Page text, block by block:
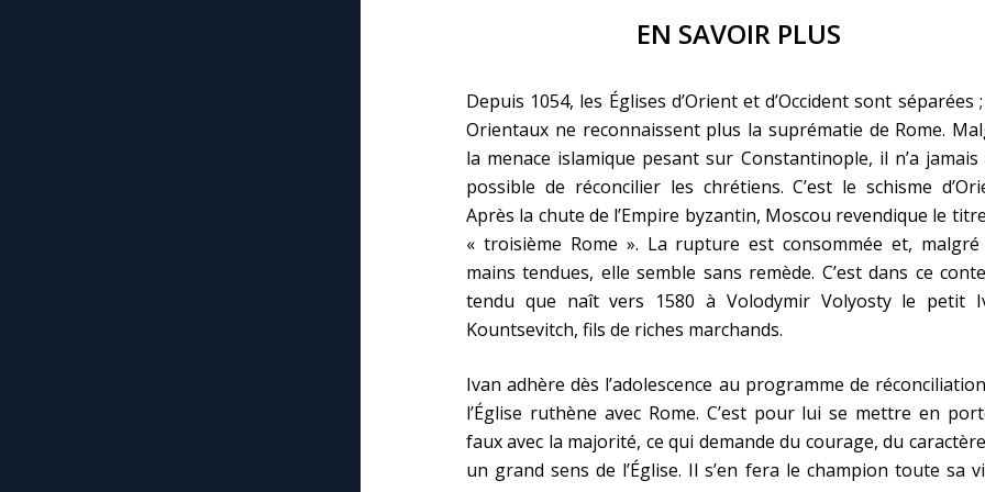
EN SAVOIR PLUS
Depuis 1054, les Églises d’Orient et d’Occident sont séparées
Orientaux ne reconnaissent plus la suprématie de Rome.
la menace islamique pesant sur Constantinople, il n’a jamais
possible de réconcilier les chrétiens. C’est le schisme
Après la chute de l’Empire byzantin, Moscou revendique le
« troisième Rome ». La rupture est consommée et, malgré
mains tendues, elle semble sans remède. C’est dans ce
tendu que naît vers 1580 à Volodymir Volyosty le petit
Kountsevitch, fils de riches marchands.
Ivan adhère dès l’adolescence au programme de
l’Église ruthène avec Rome. C’est pour lui se mettre en
faux avec la majorité, ce qui demande du courage, du
un grand sens de l’Église. Il s’en fera le champion toute sa